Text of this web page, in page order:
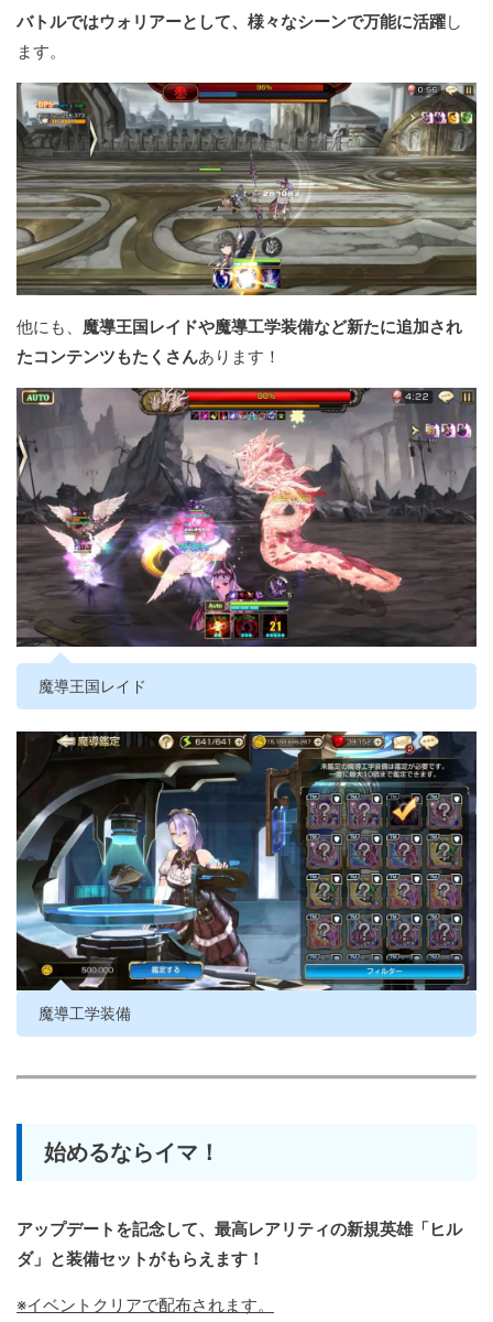
バトルではウォリアーとして、様々なシーンで万能に活躍し
ます。
他にも、 魔導王国レイドや魔導工学装備など新たに追加され
たコンテンツもたくさんあります！
魔導王国レイド
魔導工学装備
始めるならイマ！
アップデートを記念して、最高レアリティの新規英雄「ヒル
ダ」と装備セットがもらえます！
※イベントクリアで配布されます。